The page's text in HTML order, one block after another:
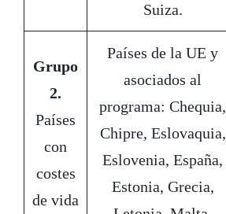
Suiza.
Grupo
2.
Países
con
costes
de vida
Países de la UE y
asociados al
programa: Chequia,
Chipre, Eslovaquia,
Eslovenia, España,
Estonia, Grecia,